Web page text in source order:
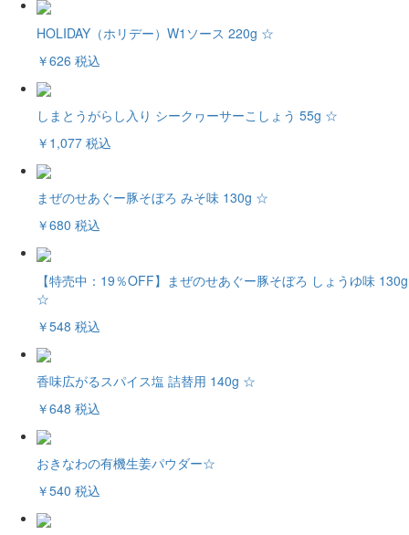
HOLIDAY（ホリデー）W1ソース 220g ☆
￥626 税込
しまとうがらし入り シークヮーサーこしょう 55g ☆
￥1,077 税込
まぜのせあぐー豚そぼろ みそ味 130g ☆
￥680 税込
【特売中：19％OFF】まぜのせあぐー豚そぼろ しょうゆ味 130g
☆
￥548 税込
香味広がるスパイス塩 詰替用 140g ☆
￥648 税込
おきなわの有機生姜パウダー☆
￥540 税込